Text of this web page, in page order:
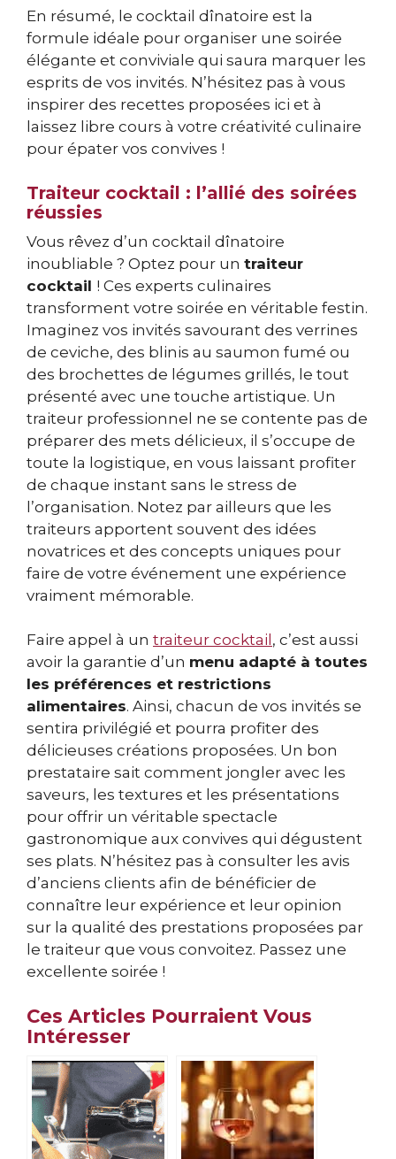
En résumé, le cocktail dînatoire est la
formule idéale pour organiser une soirée
élégante et conviviale qui saura marquer les
esprits de vos invités. N’hésitez pas à vous
inspirer des recettes proposées ici et à
laissez libre cours à votre créativité culinaire
pour épater vos convives !
Traiteur cocktail : l’allié des soirées
réussies
Vous rêvez d’un cocktail dînatoire
inoubliable ? Optez pour un traiteur
cocktail ! Ces experts culinaires
transforment votre soirée en véritable festin.
Imaginez vos invités savourant des verrines
de ceviche, des blinis au saumon fumé ou
des brochettes de légumes grillés, le tout
présenté avec une touche artistique. Un
traiteur professionnel ne se contente pas de
préparer des mets délicieux, il s’occupe de
toute la logistique, en vous laissant profiter
de chaque instant sans le stress de
l’organisation. Notez par ailleurs que les
traiteurs apportent souvent des idées
novatrices et des concepts uniques pour
faire de votre événement une expérience
vraiment mémorable.
Faire appel à un traiteur cocktail , c’est aussi
avoir la garantie d’un menu adapté à toutes
les préférences et restrictions
alimentaires. Ainsi, chacun de vos invités se
sentira privilégié et pourra profiter des
délicieuses créations proposées. Un bon
prestataire sait comment jongler avec les
saveurs, les textures et les présentations
pour offrir un véritable spectacle
gastronomique aux convives qui dégustent
ses plats. N’hésitez pas à consulter les avis
d’anciens clients afin de bénéficier de
connaître leur expérience et leur opinion
sur la qualité des prestations proposées par
le traiteur que vous convoitez. Passez une
excellente soirée !
Ces Articles Pourraient Vous
Intéresser